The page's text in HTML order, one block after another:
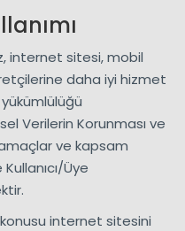
internet sitesi, mobil
daha iyi hizmet
Verilerin Korunması ve
ve kapsam
Üye
konusu internet sitesini